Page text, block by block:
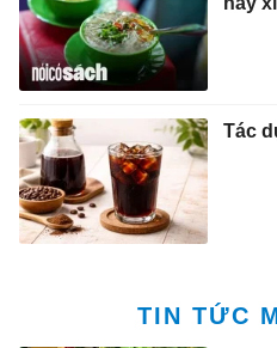
Tác
TIN TỨC